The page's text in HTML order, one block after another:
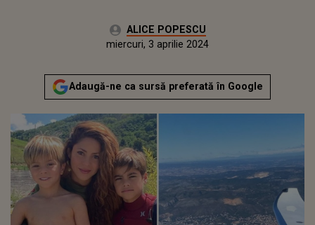
Autor:ALICE POPESCU
Actualizat:
miercuri, 3 aprilie 2024
Adaugă-ne ca sursă preferată în Google